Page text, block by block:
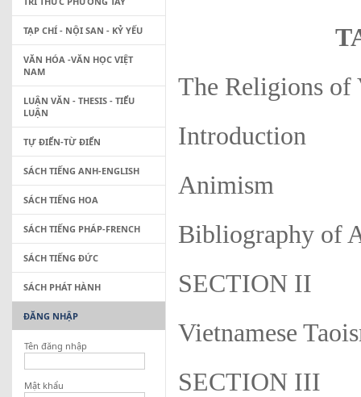
The Religions of
Introduction
Animism
Bibliography of
SECTION II
Vietnamese
SECTION III
TẠP CHÍ - NỘI SAN - KỶ YẾU
VĂN HÓA -VĂN HỌC VIỆT
NAM
LUẬN VĂN - THESIS - TIỂU
LUẬN
TỰ ĐIỂN-TỪ ĐIỂN
SÁCH TIẾNG ANH-ENGLISH
SÁCH TIẾNG HOA
SÁCH TIẾNG PHÁP-FRENCH
SÁCH TIẾNG ĐỨC
SÁCH PHÁT HÀNH
ĐĂNG NHẬP
Tên đăng nhập
Mật khẩu